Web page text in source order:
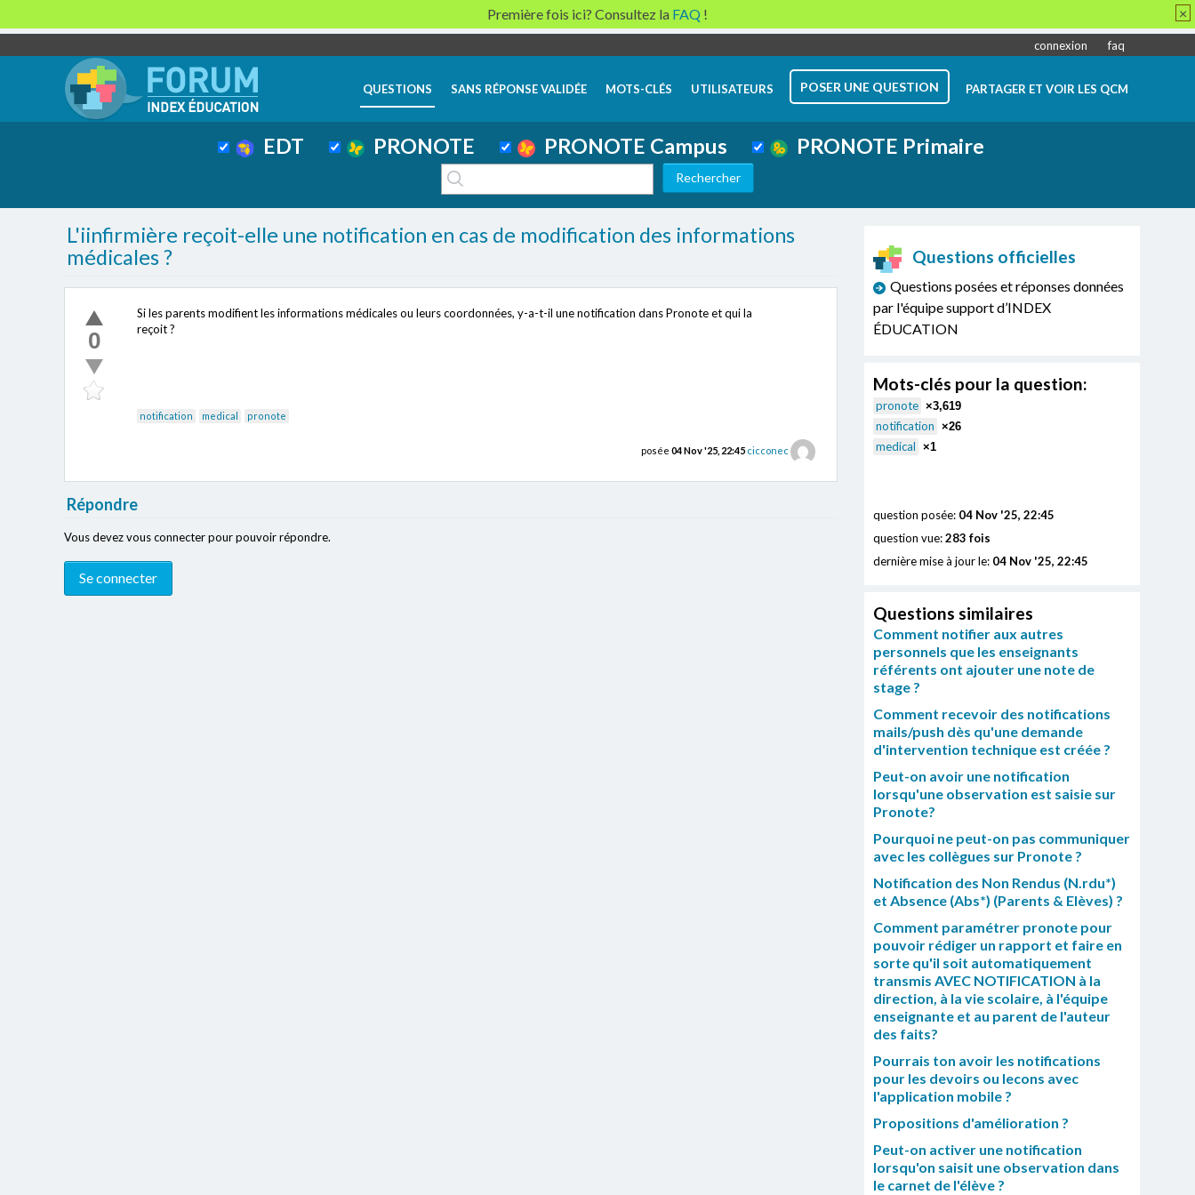
connexion faq
QUESTIONS SANS RÉPONSE VALIDÉE MOTS-CLÉS UTILISATEURS POSER UNE QUESTION PARTAGER ET VOIR LES QCM
EDT PRONOTE PRONOTE Campus PRONOTE Primaire
L'iinfirmière reçoit-elle une notification en cas de modification des informations
médicales ?
0
Si les parents modifient les informations médicales ou leurs coordonnées, y-a-t-il une notification dans Pronote et qui la
reçoit ?
notification medical pronote
posée 04 Nov '25, 22:45 cicconec
Répondre
Vous devez vous connecter pour pouvoir répondre.
Questions officielles
Questions posées et réponses données
par l'équipe support d’INDEX
ÉDUCATION
Mots-clés pour la question:
pronote ×3,619
notification ×26
medical ×1
question posée: 04 Nov '25, 22:45
question vue:283 fois
dernière mise à jour le: 04 Nov '25, 22:45
Questions similaires
Comment notifier aux autres
personnels que les enseignants
référents ont ajouter une note de
stage ?
Comment recevoir des notifications
mails/push dès qu'une demande
d'intervention technique est créée ?
Peut-on avoir une notification
lorsqu'une observation est saisie sur
Pronote?
Pourquoi ne peut-on pas communiquer
avec les collègues sur Pronote ?
Notification des Non Rendus (N.rdu*)
et Absence (Abs*) (Parents & Elèves) ?
Comment paramétrer pronote pour
pouvoir rédiger un rapport et faire en
sorte qu'il soit automatiquement
transmis AVEC NOTIFICATION à la
direction, à la vie scolaire, à l'équipe
enseignante et au parent de l'auteur
des faits?
Pourrais ton avoir les notifications
pour les devoirs ou lecons avec
l'application mobile ?
Propositions d'amélioration ?
Peut-on activer une notification
lorsqu'on saisit une observation dans
le carnet de l'élève ?
Première fois ici? Consultez la FAQ ! ×